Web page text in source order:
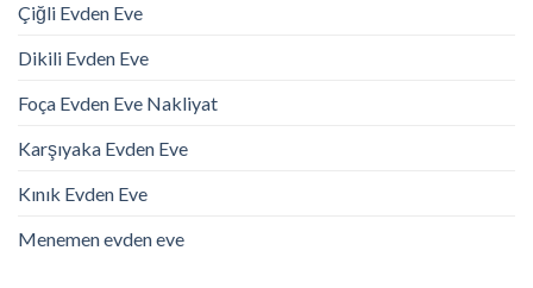
Çiğli Evden Eve
Dikili Evden Eve
Foça Evden Eve Nakliyat
Karşıyaka Evden Eve
Kınık Evden Eve
Menemen evden eve